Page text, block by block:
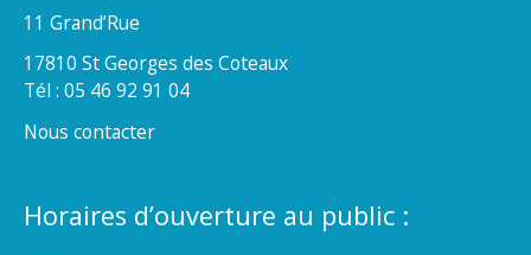
11 Grand’Rue
17810 St Georges des Coteaux
Tél : 05 46 92 91 04
Nous contacter
Horaires d’ouverture au public :